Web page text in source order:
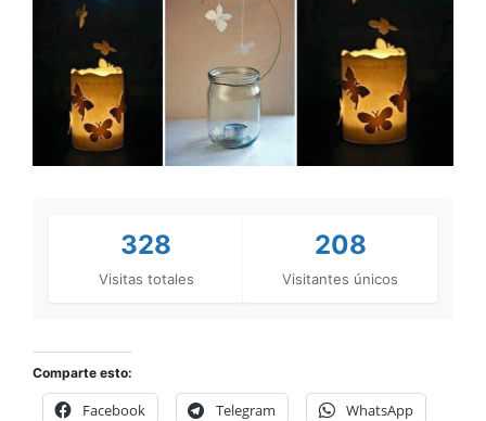
328
Visitas totales
208
Visitantes únicos
Comparte esto:
Facebook Telegram WhatsApp